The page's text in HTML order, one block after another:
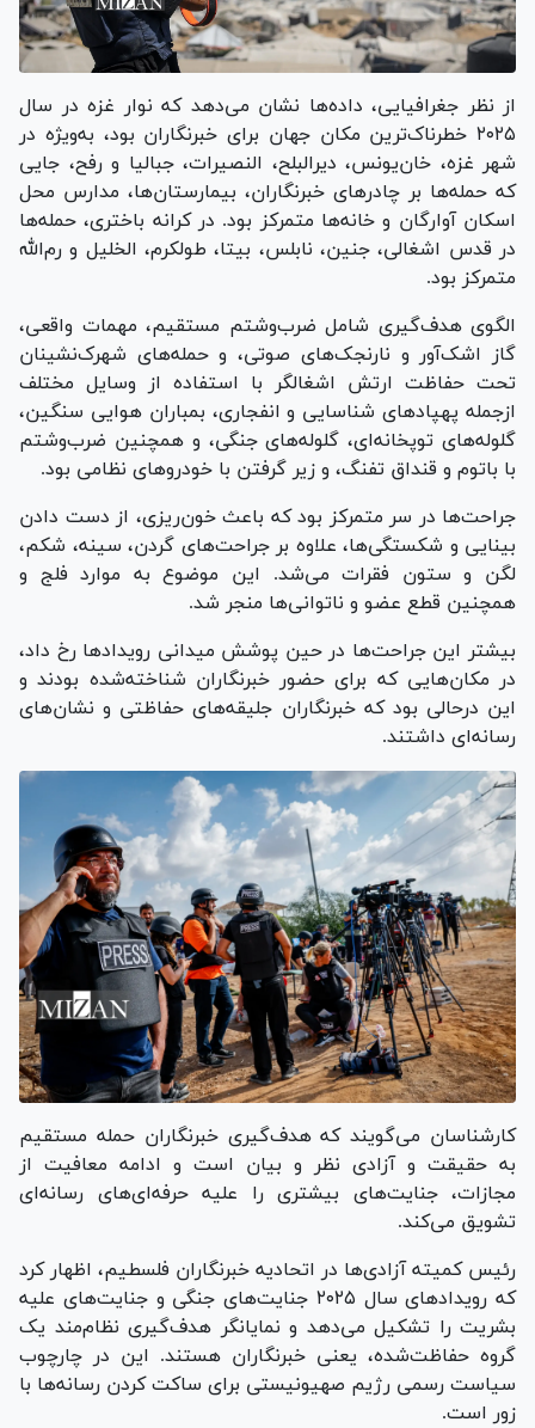
از نظر جغرافیایی، داده‌ها نشان می‌دهد که نوار غزه در سال
۲۰۲۵ خطرناک‌ترین مکان جهان برای خبرنگاران بود، به‌ویژه در
شهر غزه، خان‌یونس، دیرالبلح، النصیرات، جبالیا و رفح، جایی
که حمله‌ها بر چادر‌های خبرنگاران، بیمارستان‌ها، مدارس محل
اسکان آوارگان و خانه‌ها متمرکز بود. در کرانه باختری، حمله‌ها
در قدس اشغالی، جنین، نابلس، بیتا، طولکرم، الخلیل و رم‌الله
متمرکز بود.
الگوی هدف‌گیری شامل ضرب‌وشتم مستقیم، مهمات واقعی،
گاز اشک‌آور و نارنجک‌های صوتی، و حمله‌های شهرک‌نشینان
تحت حفاظت ارتش اشغالگر با استفاده از وسایل مختلف
ازجمله پهپاد‌های شناسایی و انفجاری، بمباران هوایی سنگین،
گلوله‌های توپخانه‌ای، گلوله‌های جنگی، و همچنین ضرب‌وشتم
با باتوم و قنداق تفنگ، و زیر گرفتن با خودرو‌های نظامی بود.
جراحت‌ها در سر متمرکز بود که باعث خون‌ریزی، از دست دادن
بینایی و شکستگی‌ها، علاوه بر جراحت‌های گردن، سینه، شکم،
لگن و ستون فقرات می‌شد. این موضوع به موارد فلج و
همچنین قطع عضو و ناتوانی‌ها منجر شد.
بیشتر این جراحت‌ها در حین پوشش میدانی رویداد‌ها رخ داد،
در مکان‌هایی که برای حضور خبرنگاران شناخته‌شده بودند و
این درحالی بود که خبرنگاران جلیقه‌های حفاظتی و نشان‌های
رسانه‌ای داشتند.
کارشناسان می‌گویند که هدف‌گیری خبرنگاران حمله مستقیم
به حقیقت و آزادی نظر و بیان است و ادامه معافیت از
مجازات، جنایت‌های بیشتری را علیه حرفه‌ای‌های رسانه‌ای
تشویق می‌کند.
رئیس کمیته آزادی‌ها در اتحادیه خبرنگاران فلسطیم، اظهار کرد
که رویداد‌های سال ۲۰۲۵ جنایت‌های جنگی و جنایت‌های علیه
بشریت را تشکیل می‌دهد و نمایانگر هدف‌گیری نظام‌مند یک
گروه حفاظت‌شده، یعنی خبرنگاران هستند. این در چارچوب
سیاست رسمی رژیم صهیونیستی برای ساکت کردن رسانه‌ها با
زور است.